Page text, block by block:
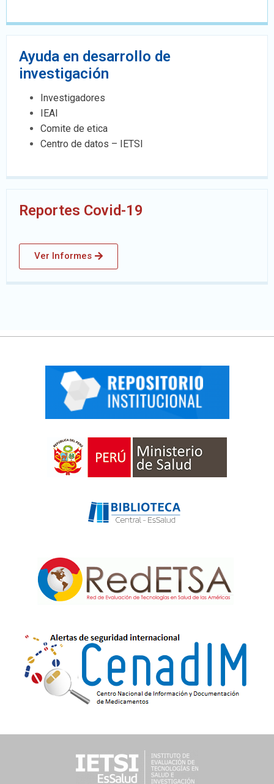
Ayuda en desarrollo de
investigación
Investigadores
IEAI
Comite de etica
Centro de datos – IETSI
Reportes Covid-19
Ver Informes